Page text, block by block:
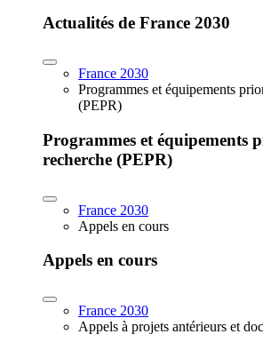
Actualités de France 2030
France 2030
Programmes et équipements
(PEPR)
Programmes et équipements
recherche (PEPR)
France 2030
Appels en cours
Appels en cours
France 2030
Appels à projets antérieurs et